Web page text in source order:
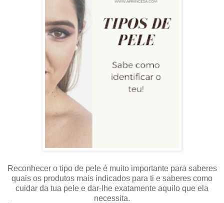
Reconhecer o tipo de pele é muito importante para saberes
quais os produtos mais indicados para ti e saberes como
cuidar da tua pele e dar-lhe exatamente aquilo que ela
necessita.